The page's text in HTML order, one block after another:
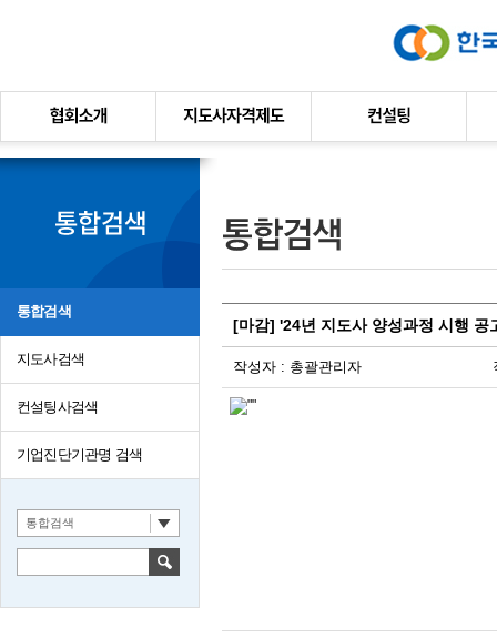
통합검색
지도사검색
컨설팅사검색
기업진단기관명 검색
통합검색
[마감] '24년 지도사 양성과정 시행 공
작성자 : 총괄관리자